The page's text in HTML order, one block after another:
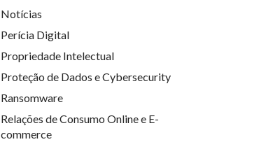
Notícias
Perícia Digital
Propriedade Intelectual
Proteção de Dados e Cybersecurity
Ransomware
Relações de Consumo Online e E-
commerce